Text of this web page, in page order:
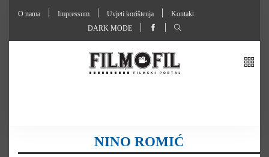
O nama Impressum Uvjeti korištenja
Kontakt
DARK MODE
NINO ROMIĆ